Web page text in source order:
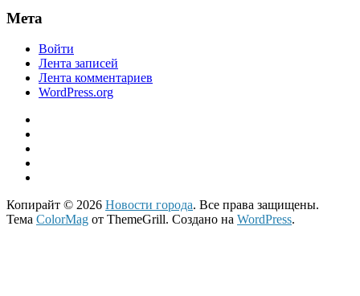
Мета
Войти
Лента записей
Лента комментариев
WordPress.org
Копирайт © 2026 Новости города. Все права защищены.
Тема ColorMag от ThemeGrill. Создано на WordPress.